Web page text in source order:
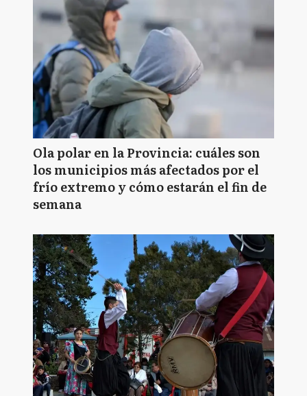
Ola polar en la Provincia: cuáles son
los municipios más afectados por el
frío extremo y cómo estarán el fin de
semana